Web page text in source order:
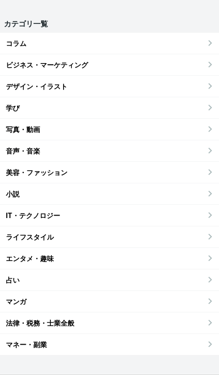
カテゴリ一覧
コラム
ビジネス・マーケティング
デザイン・イラスト
学び
写真・動画
音声・音楽
美容・ファッション
小説
IT・テクノロジー
ライフスタイル
エンタメ・趣味
占い
マンガ
法律・税務・士業全般
マネー・副業